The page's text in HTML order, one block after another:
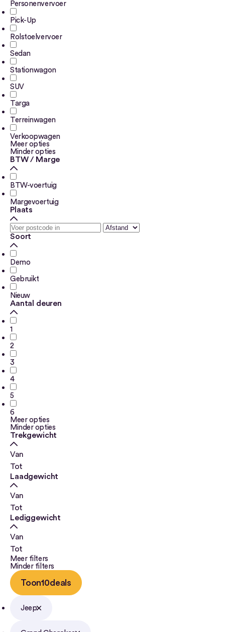
Personenvervoer
Pick-Up
Rolstoelvervoer
Sedan
Stationwagon
SUV
Targa
Terreinwagen
Verkoopwagen
Meer opties
Minder opties
BTW / Marge
BTW-voertuig
Margevoertuig
Plaats
Soort
Demo
Gebruikt
Nieuw
Aantal deuren
1
2
3
4
5
6
Meer opties
Minder opties
Trekgewicht
Van
Tot
Laadgewicht
Van
Tot
Lediggewicht
Van
Tot
Meer filters
Minder filters
Toon10deals
Jeep